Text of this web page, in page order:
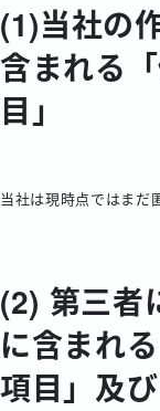
(1)当社の
含まれる
目」
当社は現時点ではまだ
(2) 第三者
に含まれ
項目」及